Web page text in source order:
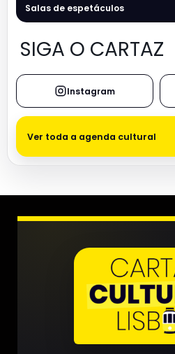
Salas de espetáculos
SIGA O CARTAZ
Instagram
Ver toda a agenda cultural